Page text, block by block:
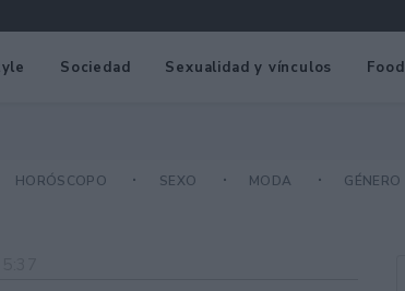
Sociedad Sexualidad y vínculos Food
HORÓSCOPO SEXO MODA GÉNERO